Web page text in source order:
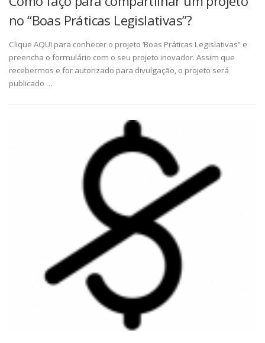
no “Boas Práticas Legislativas”?
Clique AQUI para conhecer o projeto ‘Boas Práticas Legislativas” e
preencha o formulário com o seu projeto inovador. Assim que
recebermos e for autorizado para divulgação, o projeto será
publicado …